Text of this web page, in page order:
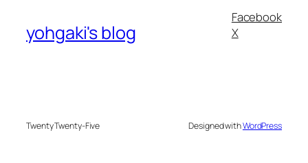
yohgaki's blog
Facebook
X
Twenty Twenty-Five Designed withWordPress